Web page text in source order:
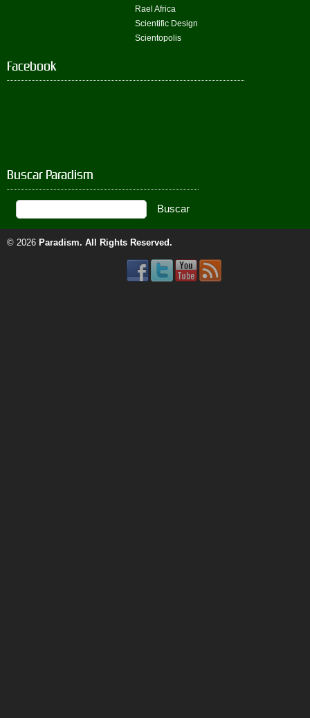
Rael Africa
Scientific Design
Scientopolis
Facebook
Buscar Paradism
© 2026 Paradism. All Rights Reserved.